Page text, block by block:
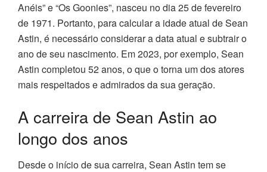
Anéis” e “Os Goonies”, nasceu no dia 25 de fevereiro
de 1971. Portanto, para calcular a idade atual de Sean
Astin, é necessário considerar a data atual e subtrair o
ano de seu nascimento. Em 2023, por exemplo, Sean
Astin completou 52 anos, o que o torna um dos atores
mais respeitados e admirados da sua geração.
A carreira de Sean Astin ao
longo dos anos
Desde o início de sua carreira, Sean Astin tem se